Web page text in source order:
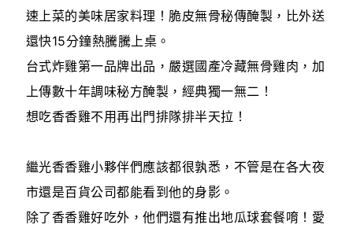
速上菜的美味居家料理！脆皮無骨秘傳醃製，比外送
還快15分鐘熱騰騰上桌。
台式炸雞第一品牌出品，嚴選國產冷藏無骨雞肉，加
上傳數十年調味秘方醃製，經典獨一無二！
想吃香香雞不用再出門排隊排半天拉！
繼光香香雞小夥伴們應該都很孰悉，不管是在各大夜
市還是百貨公司都能看到他的身影。
除了香香雞好吃外，他們還有推出地瓜球套餐唷！愛